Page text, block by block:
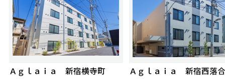
Ａｇｌａｉａ 新宿横寺町
Ａｇｌａｉａ 新宿西落合